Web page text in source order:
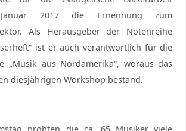
2017 die Ernennung zum
Als Herausgeber der Notenreihe
ist er auch verantwortlich für die
„Musik aus Nordamerika“, woraus das
diesjährigen Workshop bestand.